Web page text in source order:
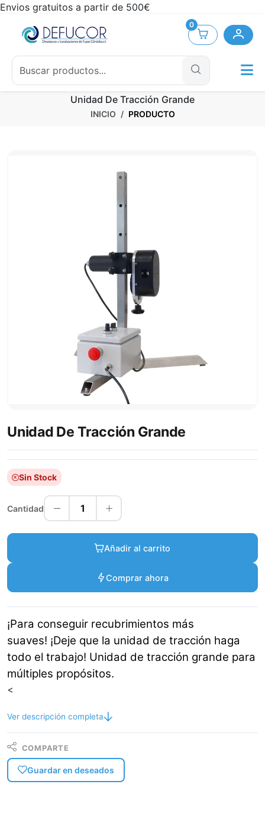
Envios gratuitos a partir de 500€
0
Unidad De Tracción Grande
INICIO PRODUCTO
Unidad De Tracción Grande
Sin Stock
Cantidad 1
Añadir al carrito
Comprar ahora
¡Para conseguir recubrimientos más
suaves! ¡Deje que la unidad de tracción haga
todo el trabajo! Unidad de tracción grande para
múltiples propósitos.
<
Ver descripción completa
COMPARTE
Guardar en deseados